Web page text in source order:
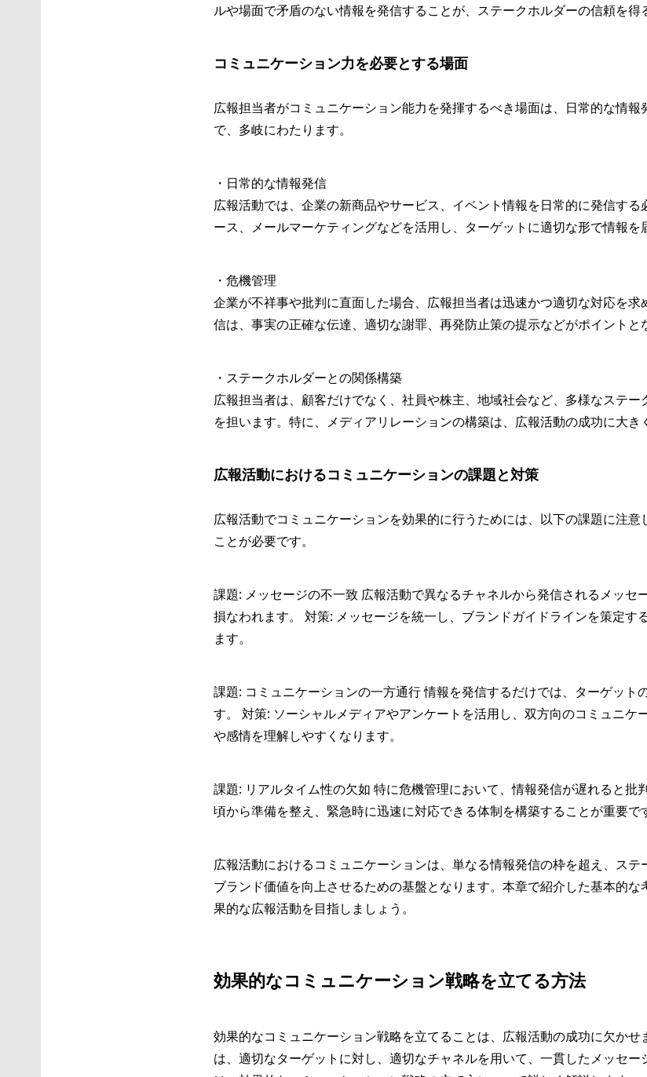
ルや場面で矛盾のない情報を発信することが、ステークホルダーの信頼を得
コミュニケーション力を必要とする場面
広報担当者がコミュニケーション能力を発揮するべき場面は、日常的な情報
で、多岐にわたります。
・日常的な情報発信
広報活動では、企業の新商品やサービス、イベント情報を日常的に発信する
ース、メールマーケティングなどを活用し、ターゲットに適切な形で情報を
・危機管理
企業が不祥事や批判に直面した場合、広報担当者は迅速かつ適切な対応を
信は、事実の正確な伝達、適切な謝罪、再発防止策の提示などがポイントと
・ステークホルダーとの関係構築
広報担当者は、顧客だけでなく、社員や株主、地域社会など、多様なステ
を担います。特に、メディアリレーションの構築は、広報活動の成功に大き
広報活動におけるコミュニケーションの課題と対策
広報活動でコミュニケーションを効果的に行うためには、以下の課題に注
ことが必要です。
課題: メッセージの不一致 広報活動で異なるチャネルから発信されるメッセ
損なわれます。 対策: メッセージを統一し、ブランドガイドラインを策定す
ます。
課題: コミュニケーションの一方通行 情報を発信するだけでは、ターゲット
す。 対策: ソーシャルメディアやアンケートを活用し、双方向のコミュニケ
や感情を理解しやすくなります。
課題: リアルタイム性の欠如 特に危機管理において、情報発信が遅れると批
頃から準備を整え、緊急時に迅速に対応できる体制を構築することが重要で
広報活動におけるコミュニケーションは、単なる情報発信の枠を超え、ステ
ブランド価値を向上させるための基盤となります。本章で紹介した基本的
果的な広報活動を目指しましょう。
効果的なコミュニケーション戦略を立てる方法
効果的なコミュニケーション戦略を立てることは、広報活動の成功に欠か
は、適切なターゲットに対し、適切なチャネルを用いて、一貫したメッセ